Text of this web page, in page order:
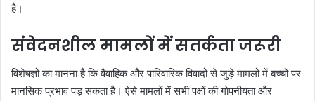
है।
संवेदनशील मामलों में सतर्कता जरूरी
विशेषज्ञों का मानना है कि वैवाहिक और पारिवारिक विवादों से जुड़े मामलों में बच्चों पर
मानसिक प्रभाव पड़ सकता है। ऐसे मामलों में सभी पक्षों की गोपनीयता और